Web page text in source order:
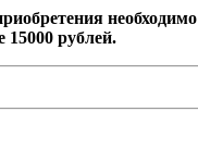
необходимо
15000 рублей.